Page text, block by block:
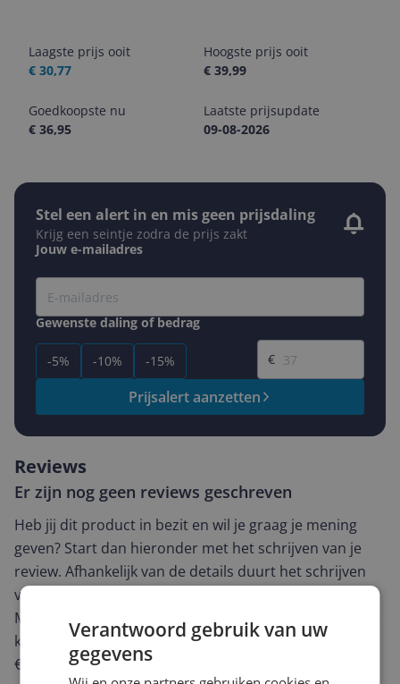
Laagste prijs ooit
€ 30,77
Hoogste prijs ooit
€ 39,99
Goedkoopste nu
€ 36,95
Laatste prijsupdate
09-08-2026
Stel een alert in en mis geen prijsdaling
Krijg een seintje zodra de prijs zakt
Jouw e-mailadres
Gewenste daling of bedrag
-5% -10% -15%
Gewenste prijs
€
Prijsalert aanzetten
Reviews
Er zijn nog geen reviews geschreven
Heb jij dit product in bezit en wil je graag je mening
geven? Start dan hieronder met het schrijven van je
review. Afhankelijk van de details duurt het schrijven
van een review gemiddeld tussen de 3 en 10 minuten.
Met jouw mening help je andere bezoekers een betere
keuze te maken én maak je iedere maand kans op
€250,-!
Klik hier voor de actievoorwaarden.
Verantwoord gebruik van uw
gegevens